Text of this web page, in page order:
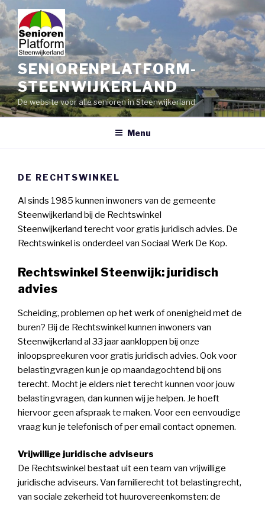
Skip
to
content
SENIORENPLATFORM-
STEENWIJKERLAND
De website voor alle senioren in Steenwijkerland
Menu
DE RECHTSWINKEL
Al sinds 1985 kunnen inwoners van de gemeente
Steenwijkerland bij de Rechtswinkel
Steenwijkerland terecht voor gratis juridisch advies. De
Rechtswinkel is onderdeel van Sociaal Werk De Kop.
Rechtswinkel Steenwijk: juridisch
advies
Scheiding, problemen op het werk of onenigheid met de
buren? Bij de Rechtswinkel kunnen inwoners van
Steenwijkerland al 33 jaar aankloppen bij onze
inloopspreekuren voor gratis juridisch advies. Ook voor
belastingvragen kun je op maandagochtend bij ons
terecht. Mocht je elders niet terecht kunnen voor jouw
belastingvragen, dan kunnen wij je helpen. Je hoeft
hiervoor geen afspraak te maken. Voor een eenvoudige
vraag kun je telefonisch of per email contact opnemen.
Vrijwillige juridische adviseurs
De Rechtswinkel bestaat uit een team van vrijwillige
juridische adviseurs. Van familierecht tot belastingrecht,
van sociale zekerheid tot huurovereenkomsten: de